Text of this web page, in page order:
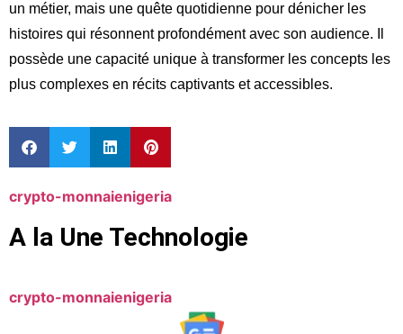
un métier, mais une quête quotidienne pour dénicher les
histoires qui résonnent profondément avec son audience. Il
possède une capacité unique à transformer les concepts les
plus complexes en récits captivants et accessibles.
crypto-monnaienigeria
A la Une Technologie
crypto-monnaienigeria